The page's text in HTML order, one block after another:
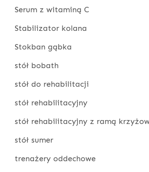
Serum z witaminą C
Stabilizator kolana
Stokban gąbka
stół bobath
stół do rehabilitacji
stół rehabilitacyjny
stół rehabilitacyjny z ramą
stół sumer
trenażery oddechowe